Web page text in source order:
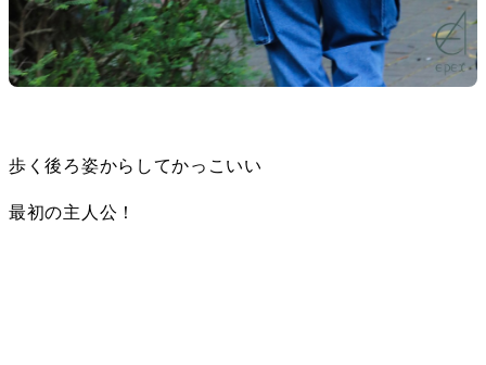
歩く後ろ姿からしてかっこいい
最初の主人公！